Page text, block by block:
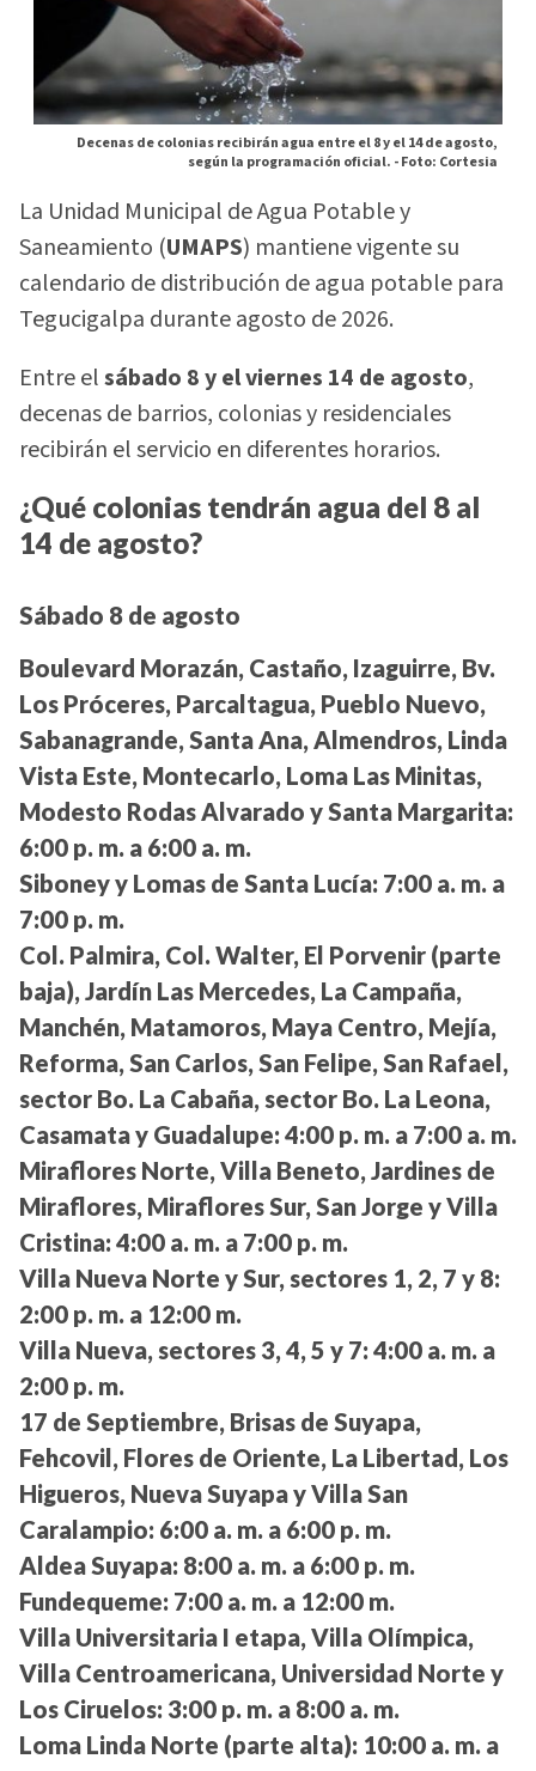
Decenas de colonias recibirán agua entre el 8 y el 14 de agosto,
según la programación oficial. -Foto: Cortesia
La Unidad Municipal de Agua Potable y
Saneamiento (UMAPS) mantiene vigente su
calendario de distribución de agua potable para
Tegucigalpa durante agosto de 2026.
Entre elsábado 8 y el viernes 14 de agosto,
decenas de barrios, colonias y residenciales
recibirán el servicio en diferentes horarios.
¿Qué colonias tendrán agua del 8 al
14 de agosto?
Sábado 8 de agosto
Boulevard Morazán, Castaño, Izaguirre, Bv.
Los Próceres, Parcaltagua, Pueblo Nuevo,
Sabanagrande, Santa Ana, Almendros, Linda
Vista Este, Montecarlo, Loma Las Minitas,
Modesto Rodas Alvarado y Santa Margarita:
6:00 p. m. a 6:00 a. m.
Siboney y Lomas de Santa Lucía: 7:00 a. m. a
7:00 p. m.
Col. Palmira, Col. Walter, El Porvenir (parte
baja), Jardín Las Mercedes, La Campaña,
Manchén, Matamoros, Maya Centro, Mejía,
Reforma, San Carlos, San Felipe, San Rafael,
sector Bo. La Cabaña, sector Bo. La Leona,
Casamata y Guadalupe: 4:00 p. m. a 7:00 a. m.
Miraflores Norte, Villa Beneto, Jardines de
Miraflores, Miraflores Sur, San Jorge y Villa
Cristina: 4:00 a. m. a 7:00 p. m.
Villa Nueva Norte y Sur, sectores 1, 2, 7 y 8:
2:00 p. m. a 12:00 m.
Villa Nueva, sectores 3, 4, 5 y 7: 4:00 a. m. a
2:00 p. m.
17 de Septiembre, Brisas de Suyapa,
Fehcovil, Flores de Oriente, La Libertad, Los
Higueros, Nueva Suyapa y Villa San
Caralampio: 6:00 a. m. a 6:00 p. m.
Aldea Suyapa: 8:00 a. m. a 6:00 p. m.
Fundequeme: 7:00 a. m. a 12:00 m.
Villa Universitaria I etapa, Villa Olímpica,
Villa Centroamericana, Universidad Norte y
Los Ciruelos: 3:00 p. m. a 8:00 a. m.
Loma Linda Norte (parte alta): 10:00 a. m. a